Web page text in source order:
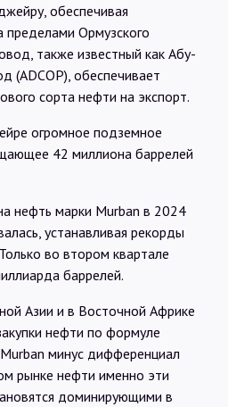
обеспечивая
пределами Ормузского
также известный как Абу-
(ADCOP), обеспечивает
сорта нефти на экспорт.
огромное подземное
42 миллиона баррелей
нефть марки Murban в 2024
устанавливая рекорды
во втором квартале
баррелей.
Азии и в Восточной Африке
нефти по формуле
минус дифференциал
рынке нефти именно эти
доминирующими в